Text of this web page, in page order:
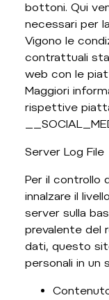
bottoni. Qui
necessari per
Vigono le
contrattuali
web con le
Maggiori
rispettive
Server Log File
Per il controllo
innalzare il
server sulla
prevalente del
dati, questo
personali in un